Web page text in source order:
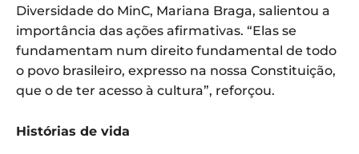
Diversidade do MinC, Mariana Braga, salientou a
importância das ações afirmativas. “Elas se
fundamentam num direito fundamental de todo
o povo brasileiro, expresso na nossa Constituição,
que o de ter acesso à cultura”, reforçou.
Histórias de vida